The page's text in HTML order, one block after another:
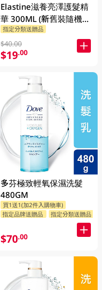
Elastine滋養亮澤護髮精
華 300ML (新舊裝隨機發
貨)
指定分類送贈品
$40.00
$19.00
多芬極致輕氧保濕洗髮
480GM
買1送1(加2件入購物車)
指定品牌送贈品
指定分類送贈品
$70.00